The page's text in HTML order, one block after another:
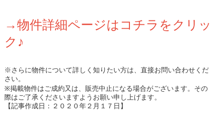
→物件詳細ページはコチラをクリッ
ク♪
※さらに物件について詳しく知りたい方は、直接お問い合わせくだ
さい。
※掲載物件はご成約又は、販売中止になる場合がございます。その
際はご了承くださいますようお願い申し上げます。
【記事作成日：２０２０年２月１７日】